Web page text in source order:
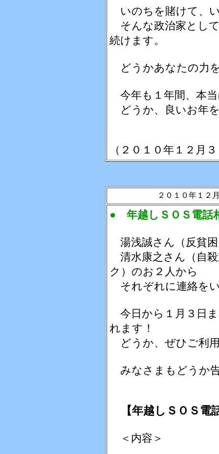
いのちを賭けて、
そんな政治家とし
続けます。
どうかあなたの力
今年も１年間、本
どうか、良いお年
（２０１０年１２月
２０１０年１２
● 年越しＳＯＳ電話
湯浅誠さん（反貧
清水康之さん（自
ク）のお２人から
それぞれに連絡を
今日から１月３日
れます！
どうか、ぜひご利
みなさまもどうか
【年越しＳＯＳ電
＜内容＞